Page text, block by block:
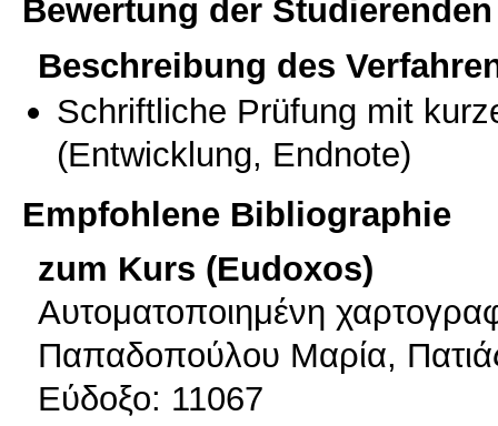
Bewertung der Studierenden
Beschreibung des
Schriftliche Prüfung mit
(Entwicklung, Endnote)
Empfohlene Bibliographie
zum Kurs (Eudoxos)
Αυτοματοποιημένη
Παπαδοπούλου Μαρία,
Εύδοξο: 11067